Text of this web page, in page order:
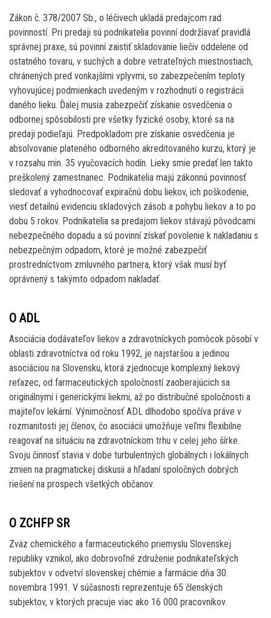
Zákon č. 378/2007 Sb., o léčivech ukladá predajcom rad
povinností. Pri predaji sú podnikatelia povinní dodržiavať pravidlá
správnej praxe, sú povinní zaistiť skladovanie liečiv oddelene od
ostatného tovaru, v suchých a dobre vetrateľných miestnostiach,
chránených pred vonkajšími vplyvmi, so zabezpečením teploty
vyhovujúcej podmienkach uvedeným v rozhodnutí o registrácii
daného lieku. Ďalej musia zabezpečiť získanie osvedčenia o
odbornej spôsobilosti pre všetky fyzické osoby, ktoré sa na
predaji podieľajú. Predpokladom pre získanie osvedčenia je
absolvovanie plateného odborného akreditovaného kurzu, ktorý je
v rozsahu min. 35 vyučovacích hodín. Lieky smie predať len takto
preškolený zamestnanec. Podnikatelia majú zákonnú povinnosť
sledovať a vyhodnocovať expiračnú dobu liekov, ich poškodenie,
viesť detailnú evidenciu skladových zásob a pohybu liekov a to po
dobu 5 rokov. Podnikatelia sa predajom liekov stávajú pôvodcami
nebezpečného dopadu a sú povinní získať povolenie k nakladaniu s
nebezpečným odpadom, ktoré je možné zabezpečiť
prostredníctvom zmluvného partnera, ktorý však musí byť
oprávnený s takýmto odpadom nakladať.
O ADL
Asociácia dodávateľov liekov a zdravotníckych pomôcok pôsobí v
oblasti zdravotníctva od roku 1992, je najstaršou a jedinou
asociáciou na Slovensku, ktorá zjednocuje komplexný liekový
reťazec, od farmaceutických spoločností zaoberajúcich sa
originálnymi i generickými liekmi, až po distribučné spoločnosti a
majiteľov lekární. Výnimočnosť ADL dlhodobo spočíva práve v
rozmanitosti jej členov, čo asociácii umožňuje veľmi flexibilne
reagovať na situáciu na zdravotníckom trhu v celej jeho šírke.
Svoju činnosť stavia v dobe turbulentných globálnych i lokálnych
zmien na pragmatickej diskusii a hľadaní spoločných dobrých
riešení na prospech všetkých občanov.
O ZCHFP SR
Zväz chemického a farmaceutického priemyslu Slovenskej
republiky vznikol, ako dobrovoľné združenie podnikateľských
subjektov v odvetví slovenskej chémie a farmácie dňa 30.
novembra 1991. V súčasnosti reprezentuje 65 členských
subjektov, v ktorých pracuje viac ako 16 000 pracovníkov.